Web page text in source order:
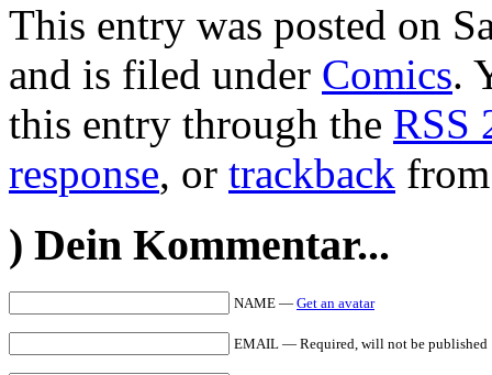
This entry was posted on
and is filed under Comics.
this entry through the RSS
response, or trackback
) Dein Kommentar...
NAME — Get an avatar
EMAIL — Required, will not be published